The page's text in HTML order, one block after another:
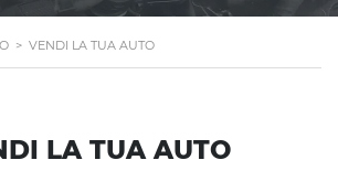
> VENDI LA TUA AUTO
LA TUA AUTO